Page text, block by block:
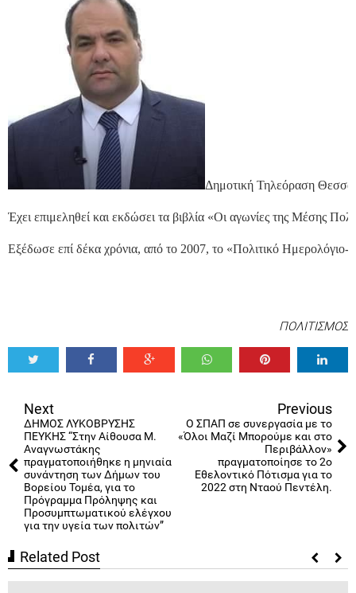
Δημοτική Τηλεόραση
Έχει επιμεληθεί και εκδώσει τα βιβλία «Οι αγωνίες της Μέσης
Εξέδωσε επί δέκα χρόνια, από το 2007, το «Πολιτικό
ΠΟΛΙΤΙΣΜΟΣ
Next
ΔΗΜΟΣ ΛΥΚΟΒΡΥΣΗΣ
ΠΕΥΚΗΣ “Στην Αίθουσα Μ.
Αναγνωστάκης
πραγματοποιήθηκε η μηνιαία
συνάντηση των Δήμων του
Βορείου Τομέα, για το
Πρόγραμμα Πρόληψης και
Προσυμπτωματικού ελέγχου
για την υγεία των πολιτών”
Previous
Ο ΣΠΑΠ σε συνεργασία με το
«Όλοι Μαζί Μπορούμε και στο
Περιβάλλον»
πραγματοποίησε το 2ο
Εθελοντικό Πότισμα για το
2022 στη Νταού Πεντέλη.
Related Post